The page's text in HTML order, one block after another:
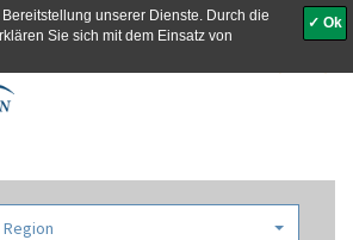
unserer Dienste. Durch die
Sie sich mit dem Einsatz von
✓ Ok